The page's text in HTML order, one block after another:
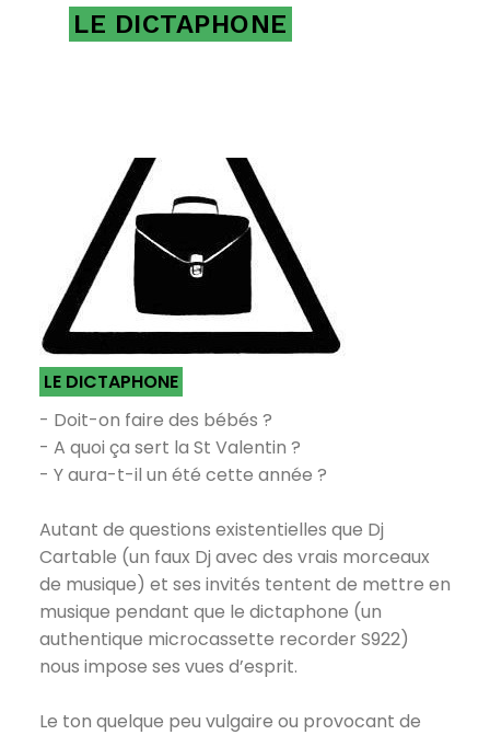
LE DICTAPHONE
LE DICTAPHONE
- Doit-on faire des bébés ?
- A quoi ça sert la St Valentin ?
- Y aura-t-il un été cette année ?
Autant de questions existentielles que Dj
Cartable (un faux Dj avec des vrais morceaux
de musique) et ses invités tentent de mettre en
musique pendant que le dictaphone (un
authentique microcassette recorder S922)
nous impose ses vues d’esprit.
Le ton quelque peu vulgaire ou provocant de